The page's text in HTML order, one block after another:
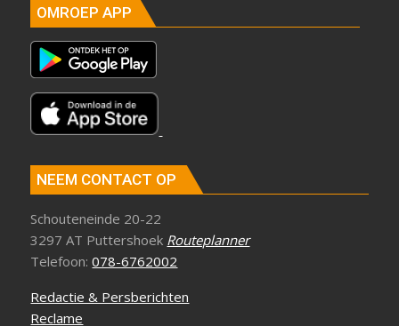
OMROEP APP
NEEM CONTACT OP
Schouteneinde 20-22
3297 AT Puttershoek Routeplanner
Telefoon:078-6762002
Redactie & Persberichten
Reclame